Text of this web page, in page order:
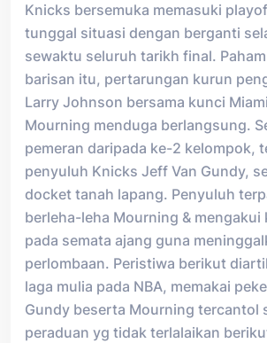
Knicks bersemuka memasuki
tunggal situasi dengan berganti
sewaktu seluruh tarikh final.
barisan itu, pertarungan kurun
Larry Johnson bersama kunci
Mourning menduga berlangsung.
pemeran daripada ke-2 kelompok,
penyuluh Knicks Jeff Van Gundy,
docket tanah lapang. Penyuluh
berleha-leha Mourning & mengakui
pada semata ajang guna
perlombaan. Peristiwa berikut
laga mulia pada NBA, memakai
Gundy beserta Mourning tercantol
peraduan yg tidak terlalaikan